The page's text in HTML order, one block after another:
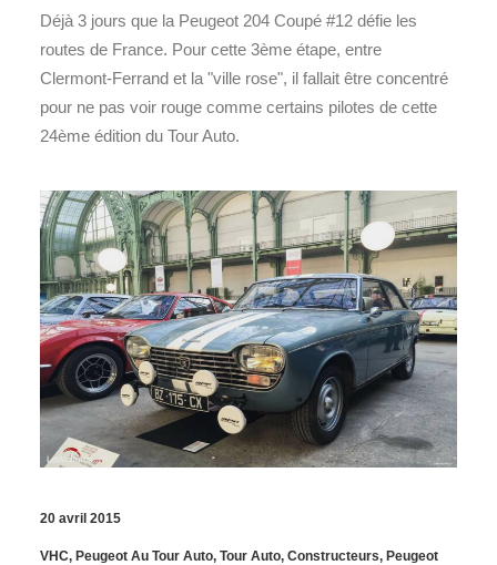
Déjà 3 jours que la Peugeot 204 Coupé #12 défie les
routes de France. Pour cette 3ème étape, entre
Clermont-Ferrand et la "ville rose", il fallait être concentré
pour ne pas voir rouge comme certains pilotes de cette
24ème édition du Tour Auto.
20 avril 2015
VHC, Peugeot Au Tour Auto, Tour Auto, Constructeurs, Peugeot